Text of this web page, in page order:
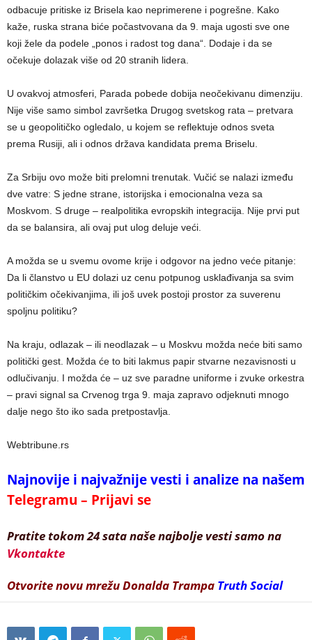
odbacuje pritiske iz Brisela kao neprimerene i pogrešne. Kako
kaže, ruska strana biće počastvovana da 9. maja ugosti sve one
koji žele da podele „ponos i radost tog dana“. Dodaje i da se
očekuje dolazak više od 20 stranih lidera.
U ovakvoj atmosferi, Parada pobede dobija neočekivanu dimenziju.
Nije više samo simbol završetka Drugog svetskog rata – pretvara
se u geopolitičko ogledalo, u kojem se reflektuje odnos sveta
prema Rusiji, ali i odnos država kandidata prema Briselu.
Za Srbiju ovo može biti prelomni trenutak. Vučić se nalazi između
dve vatre: S jedne strane, istorijska i emocionalna veza sa
Moskvom. S druge – realpolitika evropskih integracija. Nije prvi put
da se balansira, ali ovaj put ulog deluje veći.
A možda se u svemu ovome krije i odgovor na jedno veće pitanje:
Da li članstvo u EU dolazi uz cenu potpunog usklađivanja sa svim
političkim očekivanjima, ili još uvek postoji prostor za suverenu
spoljnu politiku?
Na kraju, odlazak – ili neodlazak – u Moskvu možda neće biti samo
politički gest. Možda će to biti lakmus papir stvarne nezavisnosti u
odlučivanju. I možda će – uz sve paradne uniforme i zvuke orkestra
– pravi signal sa Crvenog trga 9. maja zapravo odjeknuti mnogo
dalje nego što iko sada pretpostavlja.
Webtribune.rs
Najnovije i najvažnije vesti i analize na našem
Telegramu – Prijavi se
Pratite tokom 24 sata naše najbolje vesti samo na
Vkontakte
Otvorite novu mrežu Donalda Trampa Truth Social